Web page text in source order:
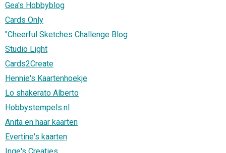
Gea's Hobbyblog
Cards Only
"Cheerful Sketches Challenge Blog
Studio Light
Cards2Create
Hennie's Kaartenhoekje
Lo shakerato Alberto
Hobbystempels.nl
Anita en haar kaarten
Evertine's kaarten